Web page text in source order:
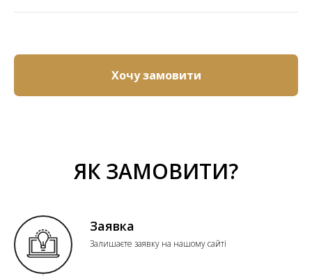
Хочу замовити
ЯК ЗАМОВИТИ?
Заявка
Залишаєте заявку на нашому сайті